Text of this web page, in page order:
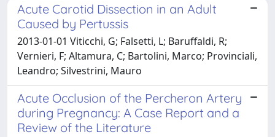
Acute Carotid Dissection in an Adult
Caused by Pertussis
2013-01-01 Viticchi, G; Falsetti, L; Baruffaldi, R;
Vernieri, F; Altamura, C; Bartolini, Marco; Provinciali,
Leandro; Silvestrini, Mauro
Acute Occlusion of the Percheron Artery
during Pregnancy: A Case Report and a
Review of the Literature